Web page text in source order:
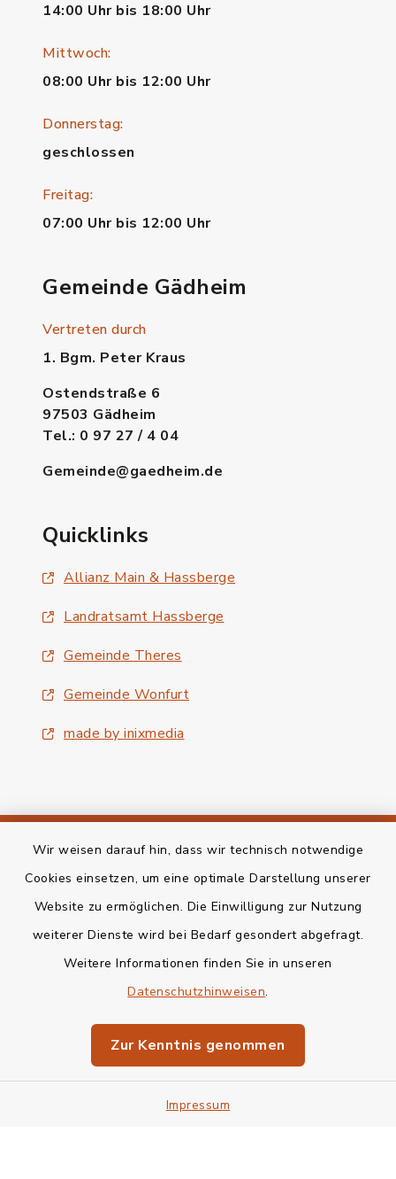
Wir weisen darauf hin, dass wir technisch notwendige
Cookies einsetzen, um eine optimale Darstellung unserer
Website zu ermöglichen. Die Einwilligung zur Nutzung
weiterer Dienste wird bei Bedarf gesondert abgefragt.
Weitere Informationen finden Sie in unseren
Datenschutzhinweisen.
Zur Kenntnis genommen
Impressum
14:00 Uhr bis 18:00 Uhr
Mittwoch:
08:00 Uhr bis 12:00 Uhr
Donnerstag:
geschlossen
Freitag:
07:00 Uhr bis 12:00 Uhr
Gemeinde Gädheim
Vertreten durch
1. Bgm. Peter Kraus
Ostendstraße 6
97503 Gädheim
Tel.: 0 97 27 / 4 04
Gemeinde@gaedheim.de
Quicklinks
Allianz Main & Hassberge
Landratsamt Hassberge
Gemeinde Theres
Gemeinde Wonfurt
made by inixmedia
Bankverbindung
Barrierefreiheit
Datenschutz
Impressum
Sitemap